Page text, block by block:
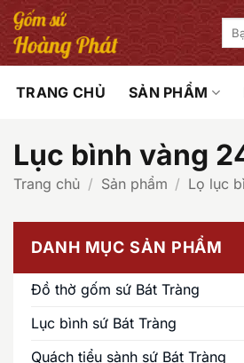
Bỏ
qua
nội
Tìm
kiếm:
TRANG CHỦ SẢN PHẨM
Lục bình vàng
Trang chủ / Sản phẩm / Lọ lục
DANH MỤC SẢN PHẨM
Đồ thờ gốm sứ Bát Tràng
Lục bình sứ Bát Tràng
Quách tiểu sành sứ Bát Tràng